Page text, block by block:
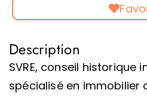
Description
SVRE, conseil historique
spécialisé en immobilier